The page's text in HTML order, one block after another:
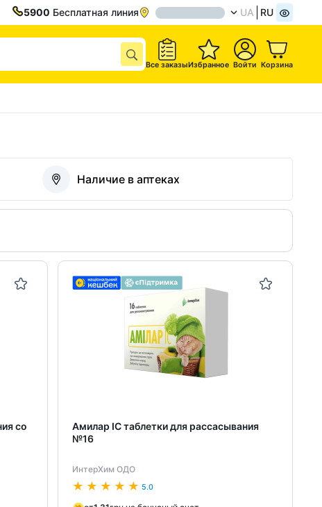
5900 Бесплатная линия UA RU
Все заказыИзбранное Войти Корзина
Наличие в аптеках
со
Амилар ІС таблетки для рассасывания
№16
ИнтерХим ОДО
5.0